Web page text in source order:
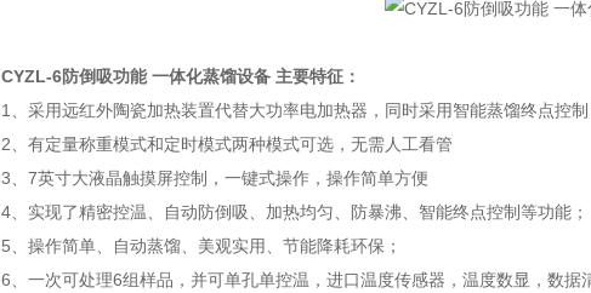
CYZL-6防倒吸功能 一体化蒸馏设备 主要特征：
1、采用远红外陶瓷加热装置代替大功率电加热器，同时采用智能蒸馏终点控制
2、有定量称重模式和定时模式两种模式可选，无需人工看管
3、7英寸大液晶触摸屏控制，一键式操作，操作简单方便
4、实现了精密控温、自动防倒吸、加热均匀、防暴沸、智能终点控制等功能；
5、操作简单、自动蒸馏、美观实用、节能降耗环保；
6、一次可处理6组样品，并可单孔单控温，进口温度传感器，温度数显，数据